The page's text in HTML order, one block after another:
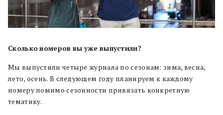
Сколько номеров вы уже выпустили?
Мы выпустили четыре журнала по сезонам: зима, весна,
лето, осень. В следующем году планируем к каждому
номеру помимо сезонности привязать конкретную
тематику.